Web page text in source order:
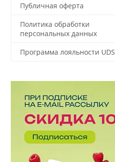
Публичная оферта
Политика обработки
персональных данных
Программа лояльности UDS